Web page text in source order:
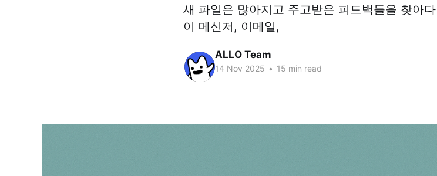
새 파일은 많아지고 주고받은 피드백들을 찾아
이 메신저, 이메일,
ALLO Team
14 Nov 2025 • 15 min read